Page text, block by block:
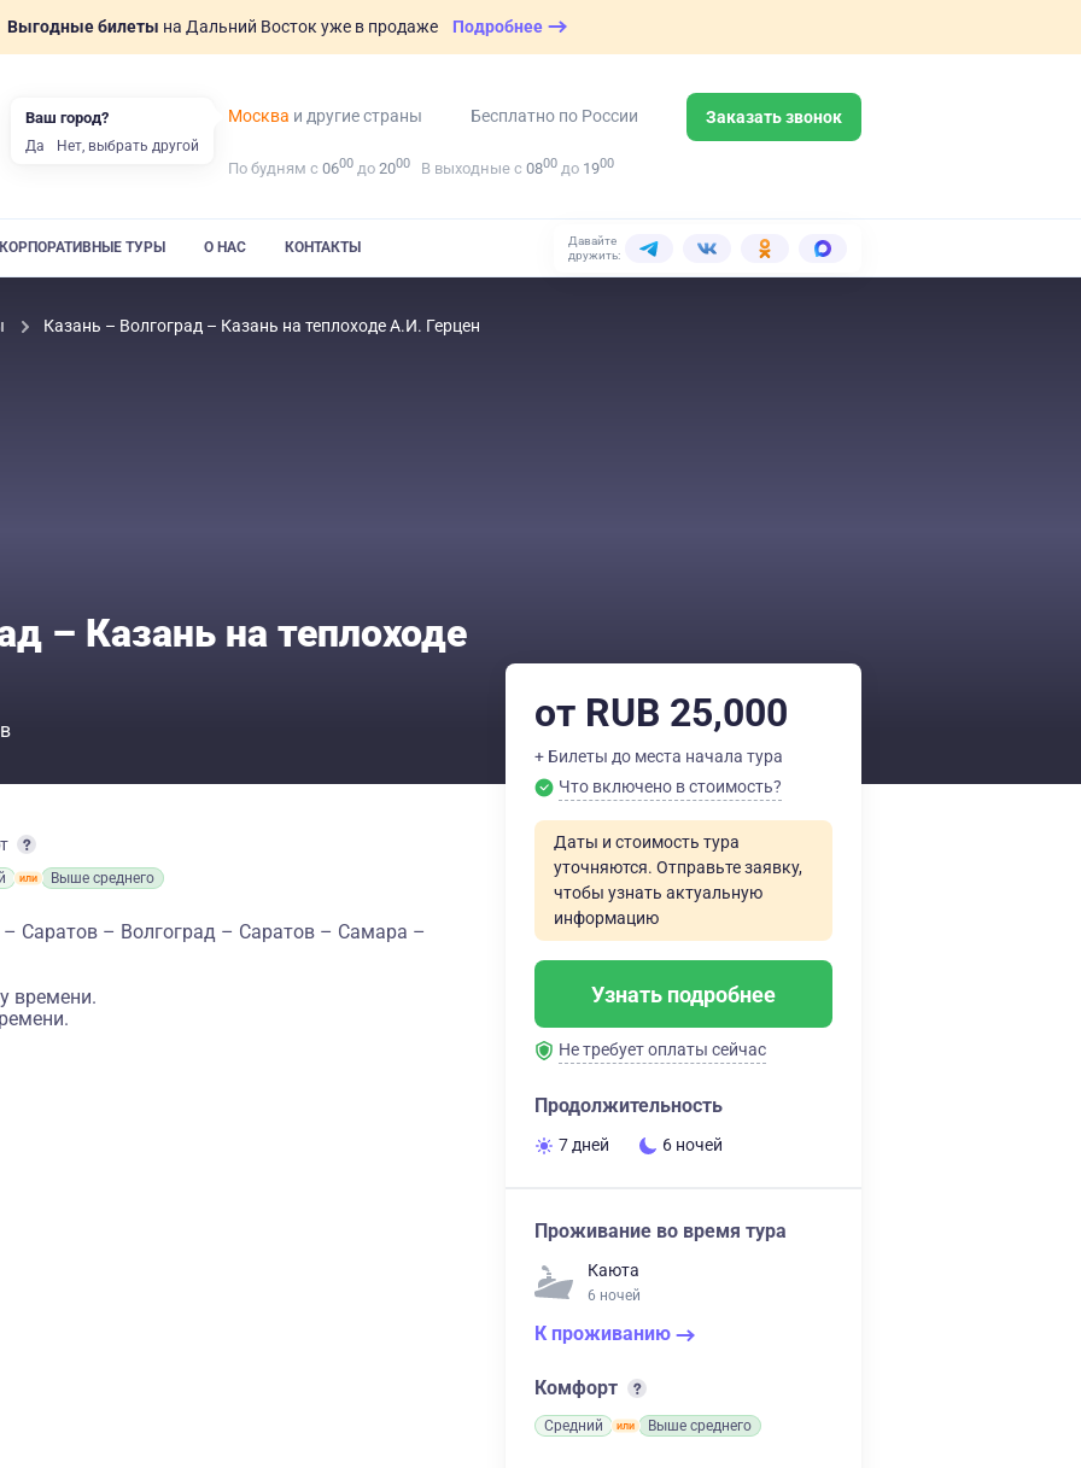
Выгодные билеты на Дальний Восток уже в продаже Подробнее
Москва и другие страны Бесплатно по России Заказать звонок
По будням с 0600 до 2000 В выходные с 0800 до 1900
КОРПОРАТИВНЫЕ ТУРЫ О НАС КОНТАКТЫ
Давайте
дружить:
Казань – Волгоград – Казань на теплоходе А.И. Герцен
– Казань на теплоходе
Выше среднего
Саратов – Волгоград – Саратов – Самара –
времени.
от RUB 25,000
+ Билеты до места начала тура
Что включено в стоимость?
Даты и стоимость тура
уточняются. Отправьте заявку,
чтобы узнать актуальную
информацию
Узнать подробнее
Не требует оплаты сейчас
Продолжительность
7 дней 6 ночей
Проживание во время тура
Каюта
6 ночей
К проживанию
Комфорт
Средний Выше среднего
Ваш город?
Да Нет, выбрать другой